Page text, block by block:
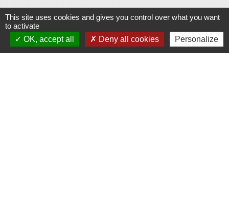
Textes de référence
This site uses cookies and gives you control over what you want
to activate
OK, accept all
Deny all cookies Personalize